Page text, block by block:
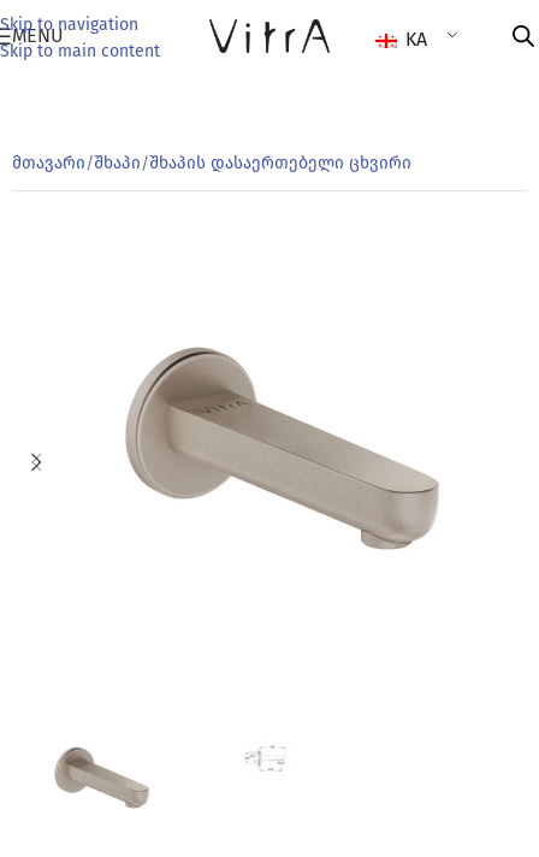
Skip to navigation
Skip to main content
MENU KA
მთავარი/შხაპი/შხაპის დასაერთებელი ცხვირი